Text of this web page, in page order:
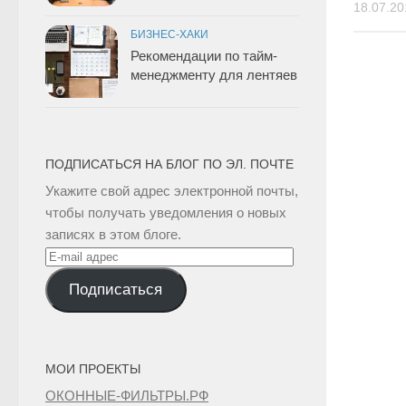
БИЗНЕС-ХАКИ
Рекомендации по тайм-
менеджменту для лентяев
ПОДПИСАТЬСЯ НА БЛОГ ПО ЭЛ. ПОЧТЕ
Укажите свой адрес электронной почты,
чтобы получать уведомления о новых
записях в этом блоге.
E-
mail
адрес
Подписаться
МОИ ПРОЕКТЫ
ОКОННЫЕ-ФИЛЬТРЫ.РФ